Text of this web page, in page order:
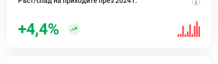
+4,4%